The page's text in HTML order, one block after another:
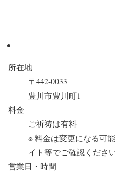
所在地
〒442-0033
豊川市豊川町1
料金
ご祈祷は有料
※ 料金は変更になる可
イト等でご確認くださ
営業日・時間